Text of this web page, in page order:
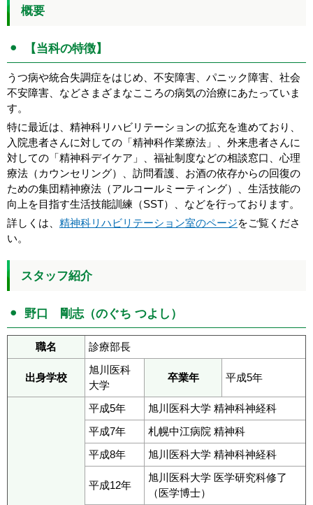
概要
【当科の特徴】
うつ病や統合失調症をはじめ、不安障害、パニック障害、社会
不安障害、などさまざまなこころの病気の治療にあたっていま
す。
特に最近は、精神科リハビリテーションの拡充を進めており、
入院患者さんに対しての「精神科作業療法」、外来患者さんに
対しての「精神科デイケア」、福祉制度などの相談窓口、心理
療法（カウンセリング）、訪問看護、お酒の依存からの回復の
ための集団精神療法（アルコールミーティング）、生活技能の
向上を目指す生活技能訓練（SST）、などを行っております。
詳しくは、 精神科リハビリテーション室のページをご覧くださ
い。
スタッフ紹介
野口 剛志（のぐち つよし）
職名 診療部長
出身学校
旭川医科
大学
卒業年 平成5年
平成5年
旭川医科大学 精神科神経科
平成7年
札幌中江病院 精神科
平成8年
旭川医科大学 精神科神経科
平成12年
旭川医科大学 医学研究科修了
（医学博士）